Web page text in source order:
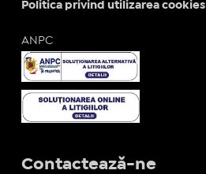
Politica privind utilizarea cookies
ANPC
Contactează-ne